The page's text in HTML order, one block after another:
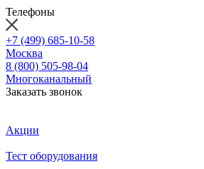
Телефоны
+7 (499) 685-10-58
Москва
8 (800) 505-98-04
Многоканальный
Заказать звонок
Акции
Тест оборудования